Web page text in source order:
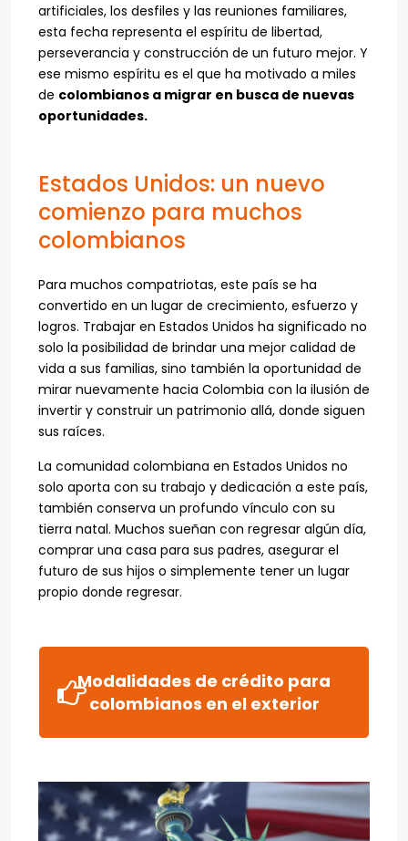
artificiales, los desfiles y las reuniones familiares,
esta fecha representa el espíritu de libertad,
perseverancia y construcción de un futuro mejor. Y
ese mismo espíritu es el que ha motivado a miles
de colombianos a migrar en busca de nuevas
oportunidades.
Estados Unidos: un nuevo
comienzo para muchos
colombianos
Para muchos compatriotas, este país se ha
convertido en un lugar de crecimiento, esfuerzo y
logros. Trabajar en Estados Unidos ha significado no
solo la posibilidad de brindar una mejor calidad de
vida a sus familias, sino también la oportunidad de
mirar nuevamente hacia Colombia con la ilusión de
invertir y construir un patrimonio allá, donde siguen
sus raíces.
La comunidad colombiana en Estados Unidos no
solo aporta con su trabajo y dedicación a este país,
también conserva un profundo vínculo con su
tierra natal. Muchos sueñan con regresar algún día,
comprar una casa para sus padres, asegurar el
futuro de sus hijos o simplemente tener un lugar
propio donde regresar.
Modalidades de crédito para
colombianos en el exterior